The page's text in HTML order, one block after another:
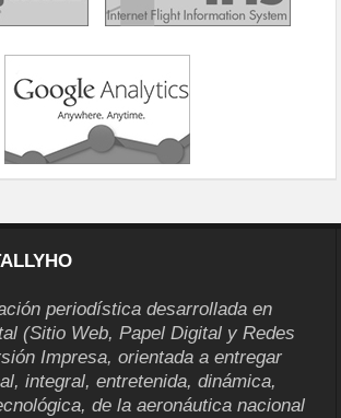
periodística desarrollada en
(Sitio Web, Papel Digital y Redes
Impresa, orientada a entregar
integral, entretenida, dinámica,
de la aeronáutica nacional